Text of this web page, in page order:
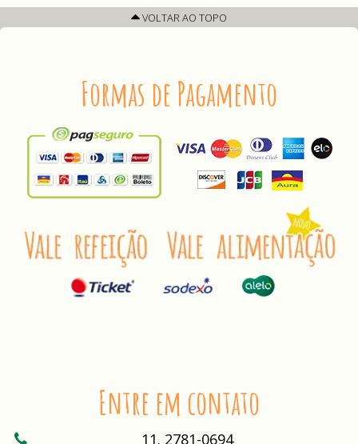
VOLTAR AO TOPO
Formas de Pagamento
Entre em contato
11. 2781-0694